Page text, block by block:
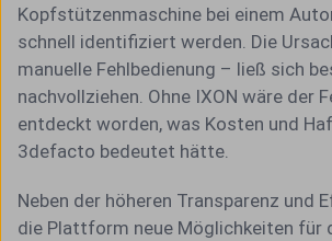
Kopfstützenmaschine bei einem
schnell identifiziert werden. Die
manuelle Fehlbedienung – ließ sich
nachvollziehen. Ohne IXON wäre der
entdeckt worden, was Kosten und
3defacto bedeutet hätte.
Neben der höheren Transparenz und
die Plattform neue Möglichkeiten für